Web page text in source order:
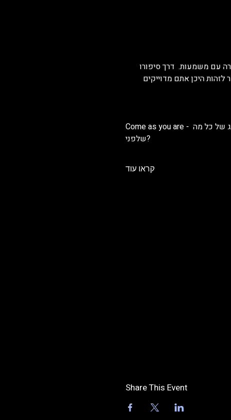
עם משמעות.  דרך סיפורו
לזהות היכן אתם מדוייקים
Come as you are - איך קרה שהשיא של האקט המיני זה דווקא אותן כמה שניות של שפיכה לעומת פוטנציאל העונג של כל מה
שלפני?
קראו עוד
Share This Event